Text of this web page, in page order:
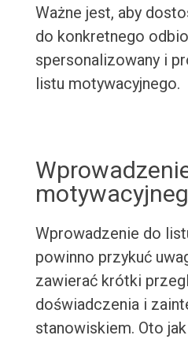
Ważne jest, aby
do konkretnego
spersonalizowany i
listu motywacyjnego.
Wprowadzenie do
powinno przykuć
zawierać krótki
doświadczenia i
stanowiskiem. Oto